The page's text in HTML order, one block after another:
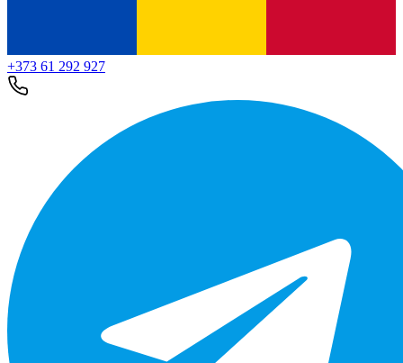
+373 61 292 927